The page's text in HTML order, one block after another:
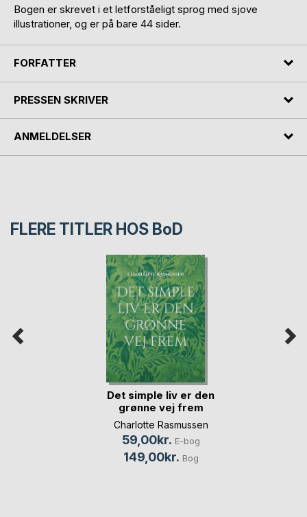
Bogen er skrevet i et letforståeligt sprog med sjove
illustrationer, og er på bare 44 sider.
FORFATTER
PRESSEN SKRIVER
ANMELDELSER
FLERE TITLER HOS BoD
Det simple liv er den
grønne vej frem
Charlotte Rasmussen
59,00kr. E-bog
149,00kr. Bog